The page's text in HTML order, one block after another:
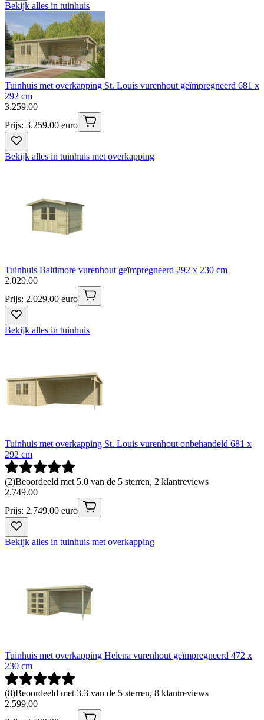
Bekijk alles in tuinhuis
Tuinhuis met overkapping St. Louis vurenhout geïmpregneerd 681 x
292 cm
3.259.00
Prijs: 3.259.00 euro
Bekijk alles in tuinhuis met overkapping
Tuinhuis Baltimore vurenhout geïmpregneerd 292 x 230 cm
2.029.00
Prijs: 2.029.00 euro
Bekijk alles in tuinhuis
Tuinhuis met overkapping St. Louis vurenhout onbehandeld 681 x
292 cm
(2)Beoordeeld met 5.0 van de 5 sterren, 2 klantreviews
2.749.00
Prijs: 2.749.00 euro
Bekijk alles in tuinhuis met overkapping
Tuinhuis met overkapping Helena vurenhout geïmpregneerd 472 x
230 cm
(8)Beoordeeld met 3.3 van de 5 sterren, 8 klantreviews
2.599.00